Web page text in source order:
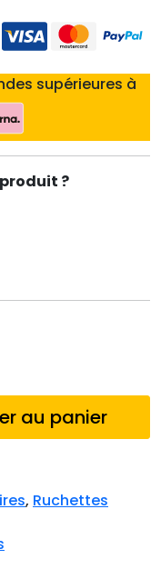
supérieures à
?
au panier
, Ruchettes